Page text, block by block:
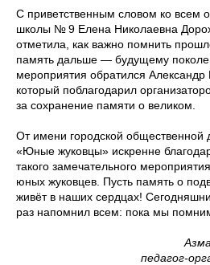
С приветственным словом ко всем
школы № 9 Елена Николаевна
отметила, как важно помнить
память дальше — будущему
мероприятия обратился Александр
который поблагодарил
за сохранение памяти о великом.
От имени городской общественной
«Юные жуковцы» искренне
такого замечательного
юных жуковцев. Пусть память о
живёт в наших сердцах!
раз напомнил всем: пока мы
педагог-